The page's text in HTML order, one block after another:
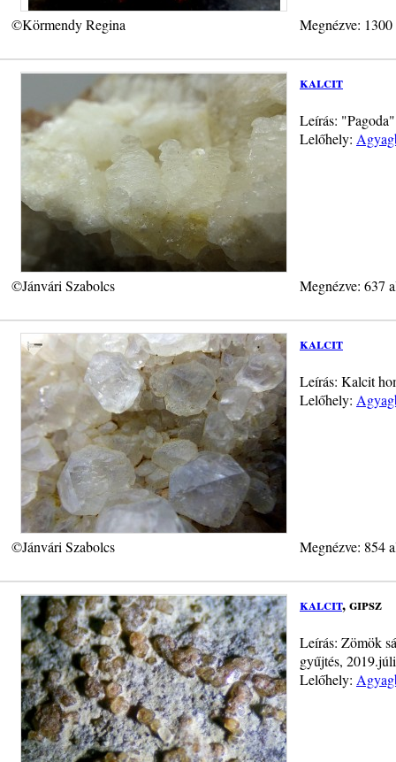
©Körmendy Regina Megnézve:
kalcit
Leírás:
Lelőhely:
©Jánvári Szabolcs Megnézve: 637
kalcit
Leírás: Kalcit
Lelőhely:
©Jánvári Szabolcs Megnézve: 854
kalcit, gipsz
Leírás: Zömök
gyűjtés,
Lelőhely: